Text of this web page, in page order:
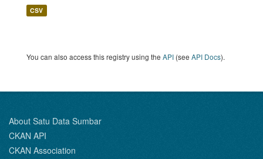
CSV
You can also access this registry using the API (see API Docs).
About Satu Data Sumbar
CKAN API
CKAN Association